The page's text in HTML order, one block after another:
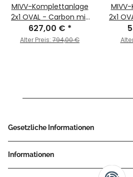
MIVV-Komplettanlage
2x1 OVAL - Carbon mit
Carbon Endkappe für
KAWASAKI - Versys 650
627,00 € *
Alter Preis: 794,00 €
2x1
Gesetzliche Informationen
Informationen